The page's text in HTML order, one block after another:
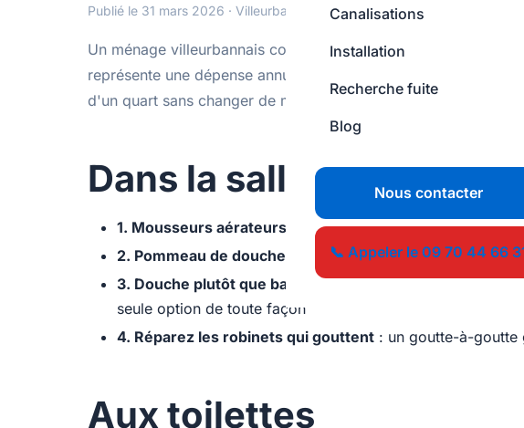
Canalisations
Installation
Recherche fuite
Blog
Nous contacter
📞 Appeler le 09 70 44 66
Publié le 31 mars 2026 · Villeurbanne
Un ménage villeurbannais consomme en moyenne 110 à 130
représente une dépense annuelle de 400 à 550 euros. Des
d'un quart sans changer de mode de vie.
Dans la salle de bain
1. Mousseurs aérateurs : ces embouts à 5 euros
2. Pommeau de douche économique: passez de 15 à 8
3. Douche plutôt que bain
: 60 litres contre 200 litres.
seule option de toute façon
4. Réparez les robinets qui gouttent : un goutte-à-goutte
Aux toilettes